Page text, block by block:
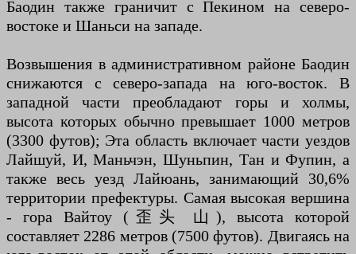
Баодин также граничит с Пекином на северо-
востоке и Шаньси на западе.
Возвышения в административном районе Баодин
снижаются с северо-запада на юго-восток. В
западной части преобладают горы и холмы,
высота которых обычно превышает 1000 метров
(3300 футов); Эта область включает части уездов
Лайшуй, И, Маньчэн, Шуньпин, Тан и Фупин, а
также весь уезд Лайюань, занимающий 30,6%
территории префектуры. Самая высокая вершина
- гора Вайтоу (歪头 山), высота которой
составляет 2286 метров (7500 футов). Двигаясь на